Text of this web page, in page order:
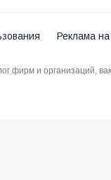
Реклама
фирм и организаций,